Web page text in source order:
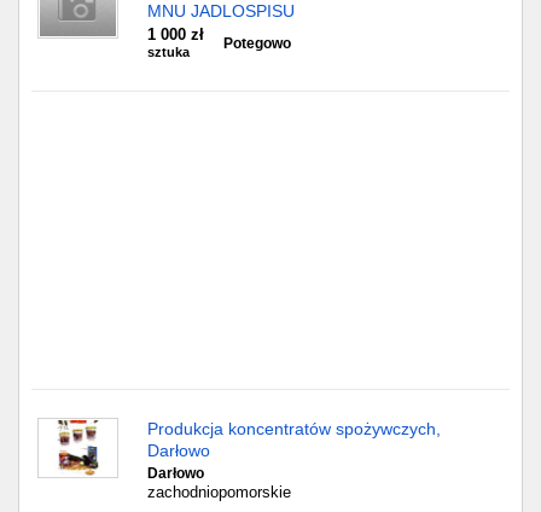
MNU JADLOSPISU
1 000 zł
sztuka
Potegowo
Produkcja koncentratów spożywczych,
Darłowo
Darłowo
zachodniopomorskie
Bydgoszcz
Olsztyn